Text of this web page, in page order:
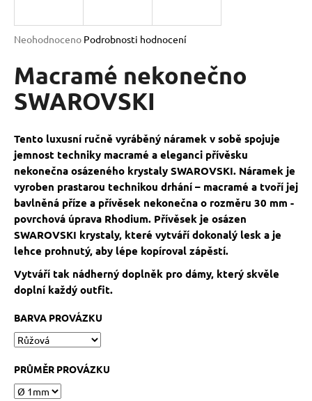
Průměrné
produktu
je
0,0
z
Neohodnoceno Podrobnosti hodnocení
Macramé nekonečno
SWAROVSKI
Tento luxusní ručně vyráběný náramek v sobě spojuje
jemnost techniky macramé a eleganci přívěsku
nekonečna osázeného krystaly SWAROVSKI. Náramek je
vyroben prastarou technikou drhání – macramé a tvoří jej
bavlněná příze a přívěsek nekonečna o rozměru 30 mm -
povrchová úprava Rhodium. Přívěsek je osázen
SWAROVSKI krystaly, které vytváří dokonalý lesk a je
lehce prohnutý, aby lépe kopíroval zápěstí.
Vytváří tak nádherný doplněk pro dámy, který skvěle
doplní každý outfit.
BARVA PROVÁZKU
PRŮMĚR PROVÁZKU
j
t
?
HLEDAT
D
o
p
o
r
u
č
u
j
m
e